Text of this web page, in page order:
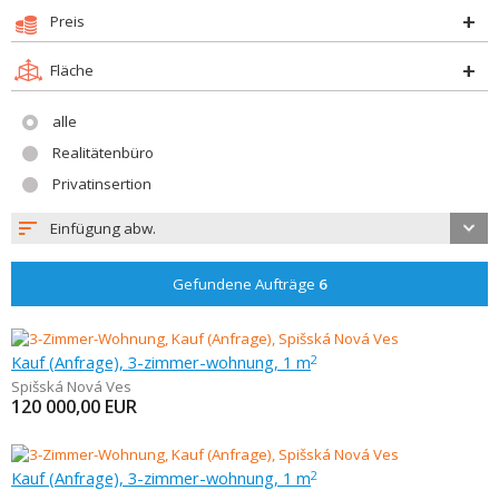
Preis
Fläche
alle
Realitätenbüro
Privatinsertion
Einfügung abw.
Gefundene Aufträge 6
Kauf (Anfrage), 3-zimmer-wohnung, 1 m2
Spišská Nová Ves
120 000,00 EUR
Kauf (Anfrage), 3-zimmer-wohnung, 1 m2